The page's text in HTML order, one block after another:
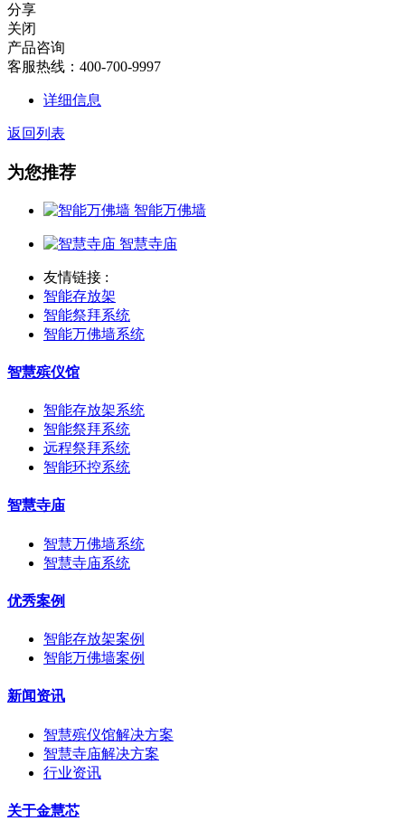
分享
关闭
产品咨询
客服热线：400-700-9997
详细信息
返回列表
为您推荐
智能万佛墙
智慧寺庙
友情链接 :
智能存放架
智能祭拜系统
智能万佛墙系统
智慧殡仪馆
智能存放架系统
智能祭拜系统
远程祭拜系统
智能环控系统
智慧寺庙
智慧万佛墙系统
智慧寺庙系统
优秀案例
智能存放架案例
智能万佛墙案例
新闻资讯
智慧殡仪馆解决方案
智慧寺庙解决方案
行业资讯
关于金慧芯